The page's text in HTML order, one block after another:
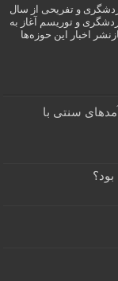
و تفریحی از سال
و توریسم آغاز به
اخبار این حوزه‌ها
سنتی با